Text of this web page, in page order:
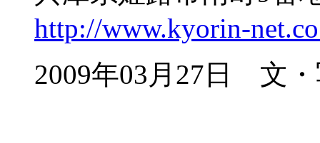
http://www.kyorin-
2009年03月27日 文